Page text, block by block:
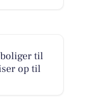
til
op til